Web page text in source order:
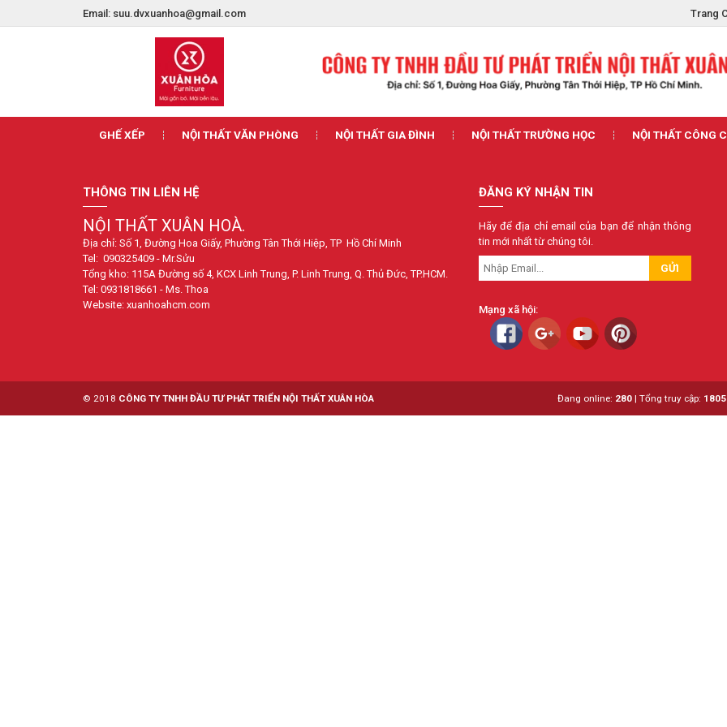
Email: suu.dvxuanhoa@gmail.com Trang
GHẾ XẾP NỘI THẤT VĂN PHÒNG NỘI THẤT GIA ĐÌNH NỘI THẤT TRƯỜNG HỌC NỘI THẤT CÔNG
THÔNG TIN LIÊN HỆ
NỘI THẤT XUÂN HOÀ.
Địa chỉ: Số 1, Đường Hoa Giấy, Phường Tân Thới Hiệp, TP Hồ Chí Minh
Tel: 090325409 - Mr.Sửu
Tổng kho: 115A Đường số 4, KCX Linh Trung, P. Linh Trung, Q. Thủ Đức, TP.HCM.
Tel: 0931818661 - Ms. Thoa
Website: xuanhoahcm.com
ĐĂNG KÝ NHẬN TIN
Hãy để địa chỉ email của bạn để nhận thông
tin mới nhất từ chúng tôi.
GỬI
Mạng xã hội:
© 2018 CÔNG TY TNHH ĐẦU TƯ PHÁT TRIỂN NỘI THẤT XUÂN HÒA Đang online: 280 | Tổng truy cập: